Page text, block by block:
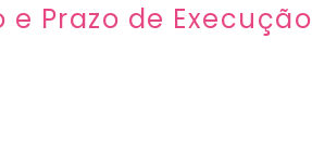
Prazo de Execução